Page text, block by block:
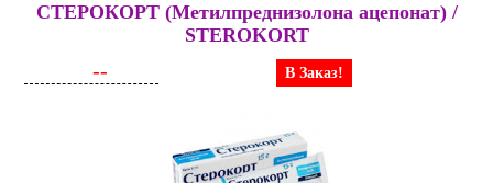
СТЕРОКОРТ (Метилпреднизолона ацепонат) /
STEROKORT
-- В Заказ!